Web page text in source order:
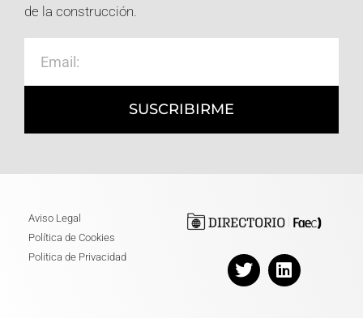
de la construcción.
SUSCRIBIRME
Aviso Legal
Política de Cookies
Politica de Privacidad